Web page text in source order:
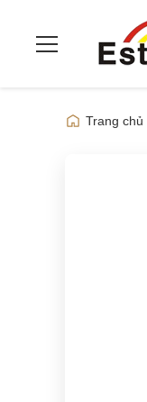
Trang chủ